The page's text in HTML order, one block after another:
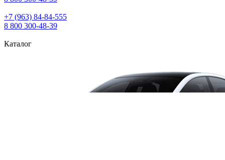
+7 (963) 84‑84‑555
8 800 300‑48‑39
Каталог